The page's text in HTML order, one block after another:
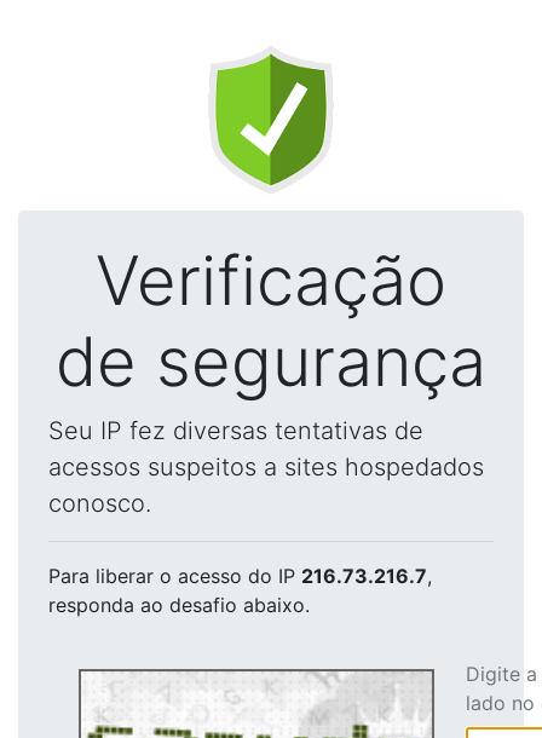
Verificação
de segurança
Seu IP fez diversas tentativas de
acessos suspeitos a sites hospedados
conosco.
Para liberar o acesso do IP 216.73.216.7,
responda ao desafio abaixo.
Digite
lado no